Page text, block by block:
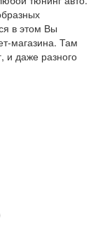
в этом Вы
магазина. Там
и даже разного